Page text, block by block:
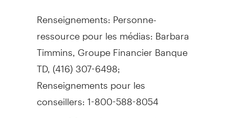
Renseignements: Personne-
ressource pour les médias: Barbara
Timmins, Groupe Financier Banque
TD, (416) 307-6498;
Renseignements pour les
conseillers: 1-800-588-8054